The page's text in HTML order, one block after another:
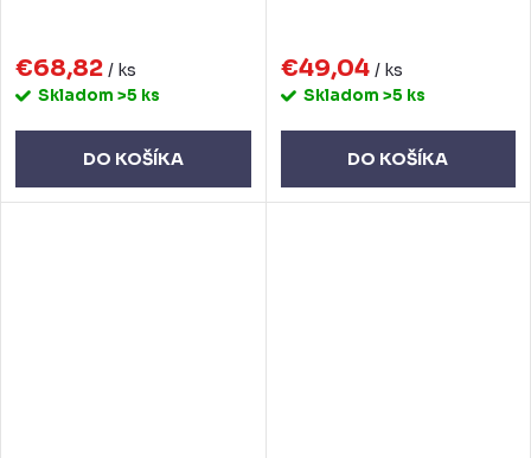
€68,82 / ks
Skladom >5 ks
DO KOŠÍKA
€49,04 / ks
Skladom >5 ks
DO KOŠÍKA